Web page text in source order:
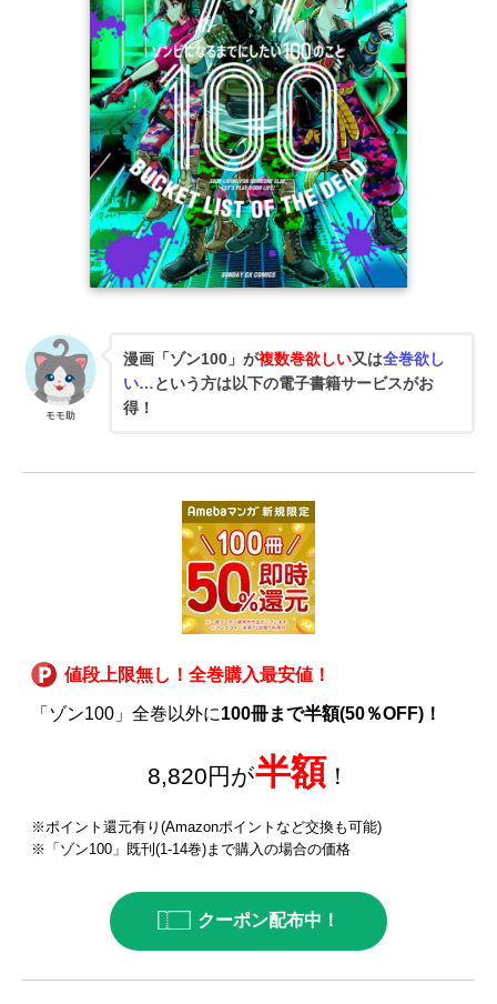
モモ助
漫画「ゾン100」が複数巻欲しい又は全巻欲し
い…という方は以下の電子書籍サービスがお
得！
値段上限無し！全巻購入最安値！
「ゾン100」全巻以外に100冊まで半額(50％OFF)！
8,820円が半額 ！
※ポイント還元有り(Amazonポイントなど交換も可能)
※「ゾン100」既刊(1-14巻)まで購入の場合の価格
クーポン配布中！